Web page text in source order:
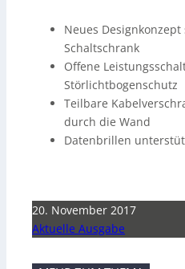
Neues
Schaltschrank
Offene
Störlichtbogenschutz
Teilbare
durch die Wand
Datenbrillen
20. November 2017
Aktuelle Ausgabe